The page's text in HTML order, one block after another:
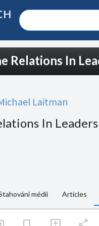
Relations In
Laitman
In
médií Articles